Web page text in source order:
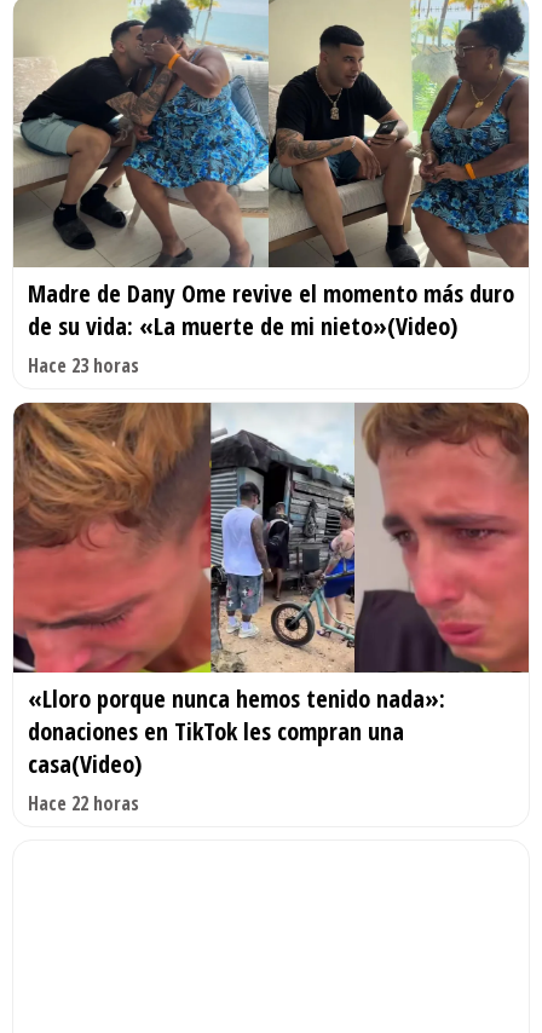
Madre de Dany Ome revive el momento más duro
de su vida: «La muerte de mi nieto»(Video)
Hace 23 horas
«Lloro porque nunca hemos tenido nada»:
donaciones en TikTok les compran una
casa(Video)
Hace 22 horas